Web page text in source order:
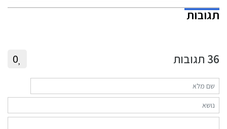
תגובות
36 תגובות 0